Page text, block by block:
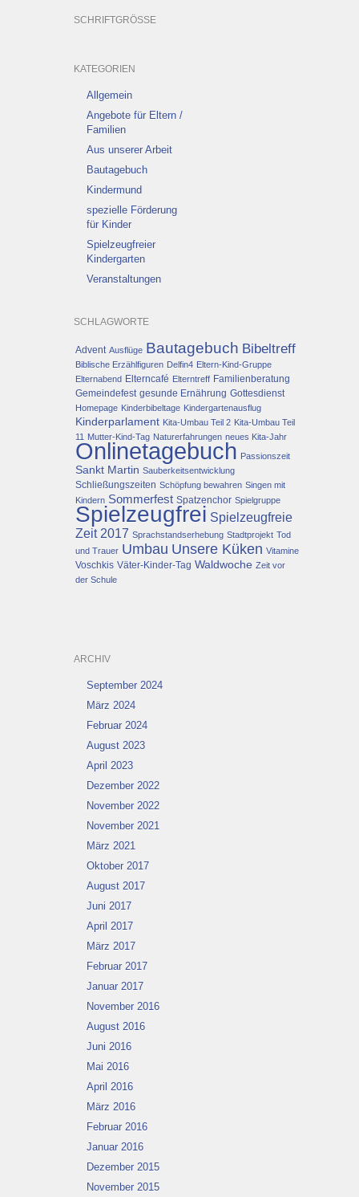
SCHRIFTGRÖSSE
KATEGORIEN
Allgemein
Angebote für Eltern /
Familien
Aus unserer Arbeit
Bautagebuch
Kindermund
spezielle Förderung
für Kinder
Spielzeugfreier
Kindergarten
Veranstaltungen
SCHLAGWORTE
Advent Ausflüge Bautagebuch Bibeltreff
Biblische Erzählfiguren Delfin4 Eltern-Kind-Gruppe
Elternabend Elterncafé Elterntreff Familienberatung
Gemeindefest gesunde Ernährung Gottesdienst
Homepage Kinderbibeltage Kindergartenausflug
Kinderparlament Kita-Umbau Teil 2 Kita-Umbau Teil
11 Mutter-Kind-Tag Naturerfahrungen neues Kita-Jahr
Onlinetagebuch Passionszeit
Sankt Martin Sauberkeitsentwicklung
Schließungszeiten Schöpfung bewahren Singen mit
Kindern Sommerfest Spatzenchor Spielgruppe
Spielzeugfrei Spielzeugfreie
Zeit 2017 Sprachstandserhebung Stadtprojekt Tod
und Trauer Umbau Unsere Küken Vitamine
Voschkis Väter-Kinder-Tag Waldwoche Zeit vor
der Schule
ARCHIV
September 2024
März 2024
Februar 2024
August 2023
April 2023
Dezember 2022
November 2022
November 2021
März 2021
Oktober 2017
August 2017
Juni 2017
April 2017
März 2017
Februar 2017
Januar 2017
November 2016
August 2016
Juni 2016
Mai 2016
April 2016
März 2016
Februar 2016
Januar 2016
Dezember 2015
November 2015